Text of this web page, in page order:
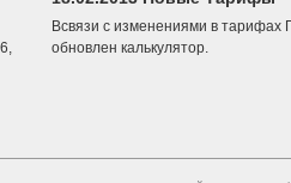
Всвязи с изменениями в тарифах
обновлен калькулятор.